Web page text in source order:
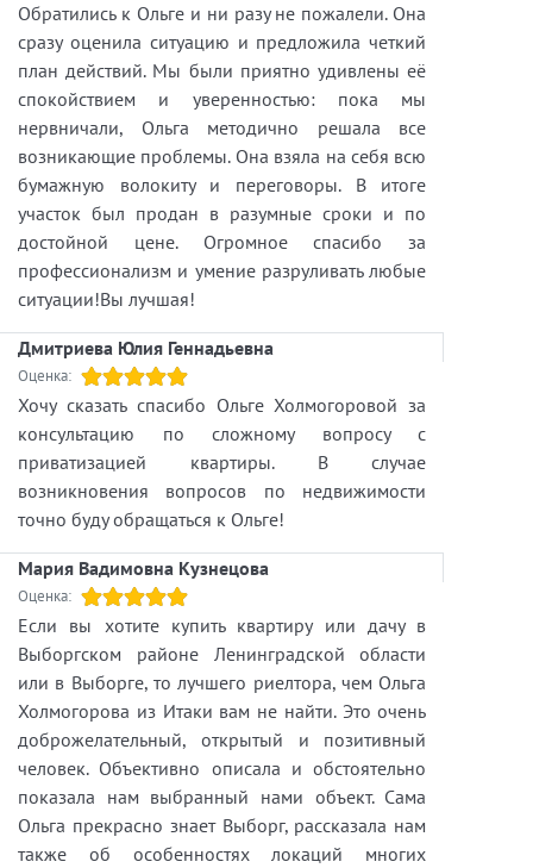
https://itaka.spb.ru/vtorichnaya-nedvizhimost
Обратились к Ольге и ни разу не пожалели. Она
сразу оценила ситуацию и предложила четкий
план действий. Мы были приятно удивлены её
спокойствием и уверенностью: пока мы
нервничали, Ольга методично решала все
возникающие проблемы. Она взяла на себя всю
бумажную волокиту и переговоры. В итоге
участок был продан в разумные сроки и по
достойной цене. Огромное спасибо за
профессионализм и умение разруливать любые
ситуации!Вы лучшая!
Дмитриева Юлия Геннадьевна
Оценка:
Хочу сказать спасибо Ольге Холмогоровой за
консультацию по сложному вопросу с
приватизацией квартиры. В случае
возникновения вопросов по недвижимости
точно буду обращаться к Ольге!
Мария Вадимовна Кузнецова
Оценка:
Если вы хотите купить квартиру или дачу в
Выборгском районе Ленинградской области
или в Выборге, то лучшего риелтора, чем Ольга
Холмогорова из Итаки вам не найти. Это очень
доброжелательный, открытый и позитивный
человек. Объективно описала и обстоятельно
показала нам выбранный нами объект. Сама
Ольга прекрасно знает Выборг, рассказала нам
также об особенностях локаций многих